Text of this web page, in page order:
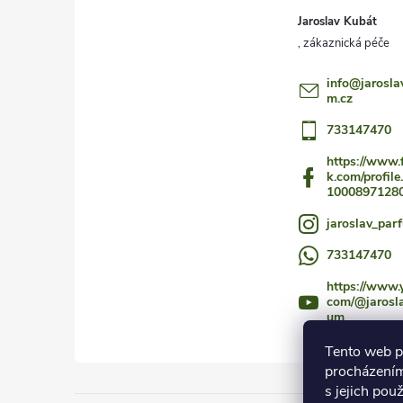
Tento web
s jejich
Jaroslav Kubát
info@
m.cz
733147470
https://
k.com/
733147470
https://
com/
um